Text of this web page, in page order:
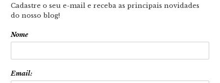
Cadastre o seu e-mail e receba as principais novidades
do nosso blog!
Nome
Email: